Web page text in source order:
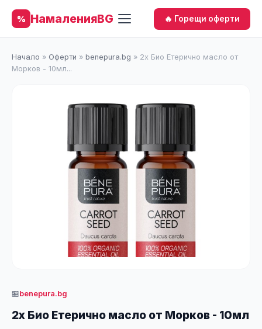
% НамаленияBG 🔥 Горещи оферти
Начало » Оферти » benepura.bg » 2x Био Етерично масло от
Морков - 10мл...
🏪benepura.bg
2x Био Етерично масло от Морков - 10мл